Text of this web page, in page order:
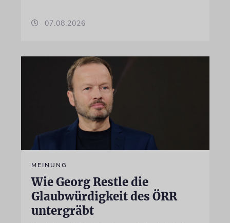
07.08.2026
MEINUNG
Wie Georg Restle die
Glaubwürdigkeit des ÖRR
untergräbt